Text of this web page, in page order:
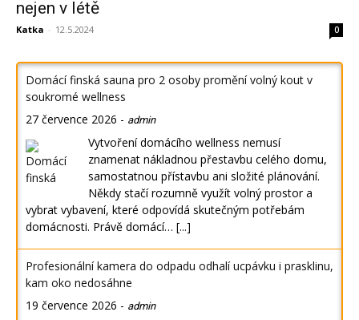
nejen v létě
Katka - 12.5.2024 0
Domácí finská sauna pro 2 osoby promění volný kout v
soukromé wellness
27 července 2026 - admin
Vytvoření domácího wellness nemusí
znamenat nákladnou přestavbu celého domu,
samostatnou přístavbu ani složité plánování.
Někdy stačí rozumně využít volný prostor a
vybrat vybavení, které odpovídá skutečným potřebám
domácnosti. Právě domácí… [...]
Profesionální kamera do odpadu odhalí ucpávku i prasklinu,
kam oko nedosáhne
19 července 2026 - admin